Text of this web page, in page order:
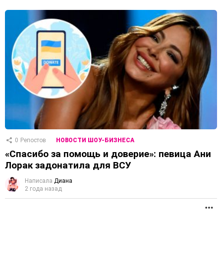
0 Репостов НОВОСТИ ШОУ-БИЗНЕСА
«Спасибо за помощь и доверие»: певица Ани
Лорак задонатила для ВСУ
Написала Диана
2 года назад